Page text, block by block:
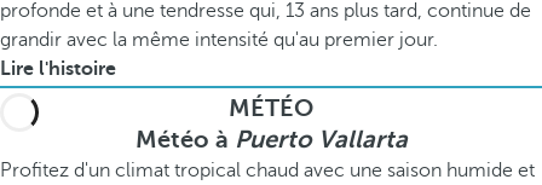
profonde et à une tendresse qui, 13 ans plus tard, continue de
grandir avec la même intensité qu'au premier jour.
Lire l'histoire
MÉTÉO
Météo à Puerto Vallarta
Profitez d'un climat tropical chaud avec une saison humide et